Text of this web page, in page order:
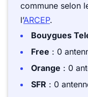
commune selon
l’ARCEP.
Bouygues
Free : 0
Orange : 0
SFR : 0